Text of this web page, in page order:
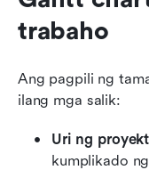
trabaho
Ang pagpili ng
ilang mga salik:
Uri ng
kumplikado